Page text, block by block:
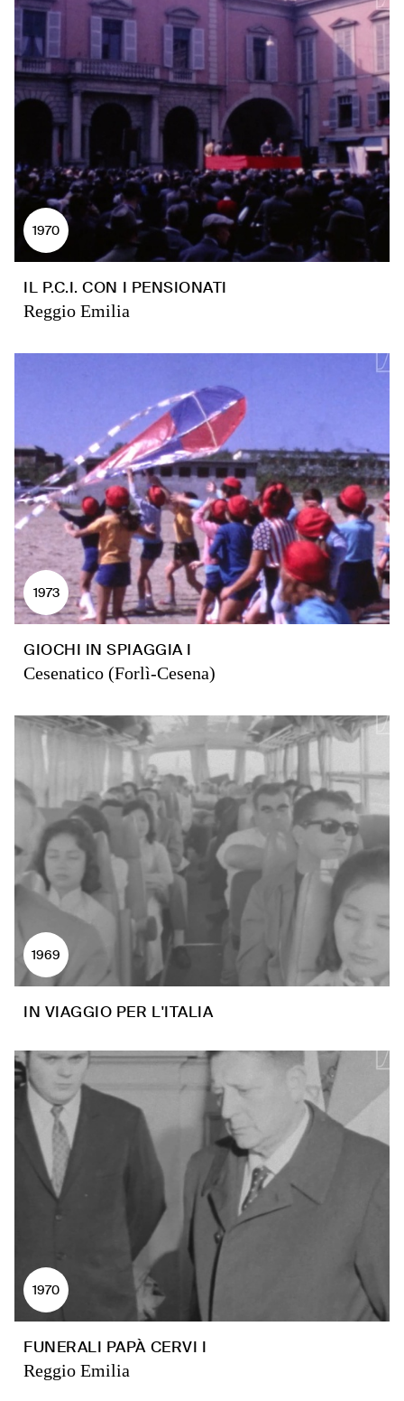
1970
IL P.C.I. CON I PENSIONATI
Reggio Emilia
1973
GIOCHI IN SPIAGGIA I
Cesenatico (Forlì-Cesena)
1969
IN VIAGGIO PER L'ITALIA
1970
FUNERALI PAPÀ CERVI I
Reggio Emilia